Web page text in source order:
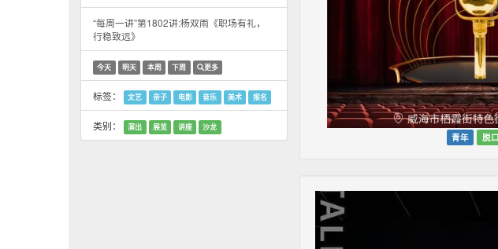
“每周一讲”第1802讲:杨双雨《职场有礼，
行稳致远》
今天 明天 本周 下周 更多
标签： 文艺 亲子 电影 音乐 美术 报名
类别： 演出 展览 讲座 沙龙
青年 脱